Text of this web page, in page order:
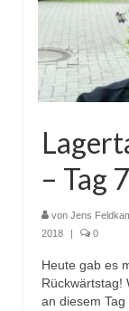
– Tag 7
von Jens
2018
| 0
Heute gab es
Rückwärtstag!
an diesem